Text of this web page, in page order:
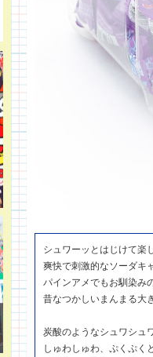
シュワーッとはじけて楽
爽快で刺激的なソーダキ
パインアメでもお馴染み
昔なつかしいまんまる大
炭酸のようなシュワシュ
しゅわしゅわ、ぷくぷく